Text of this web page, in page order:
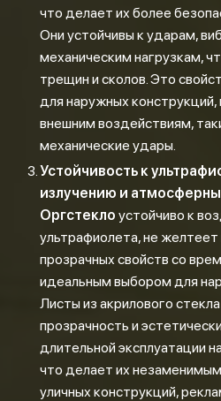
что делает их более
Они устойчивы к ударам,
механическим нагрузкам,
трещин и сколов. Это
для наружных
внешним воздействиям,
механические удары.
Устойчивость к
излучению и
Оргстекло устойчиво к
ультрафиолета, не желтеет
прозрачных свойств со
идеальным выбором для
Листы из акрилового
прозрачность и
длительной эксплуатации
что делает их
уличных конструкций,